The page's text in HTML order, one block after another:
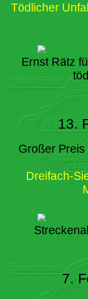
Tödlicher
Ernst Rätz
13.
Großer Preis
Dreifach-
7.